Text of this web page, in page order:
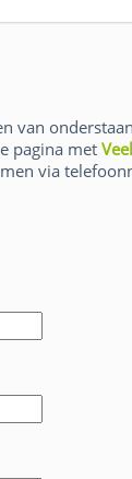
van
pagina met
via